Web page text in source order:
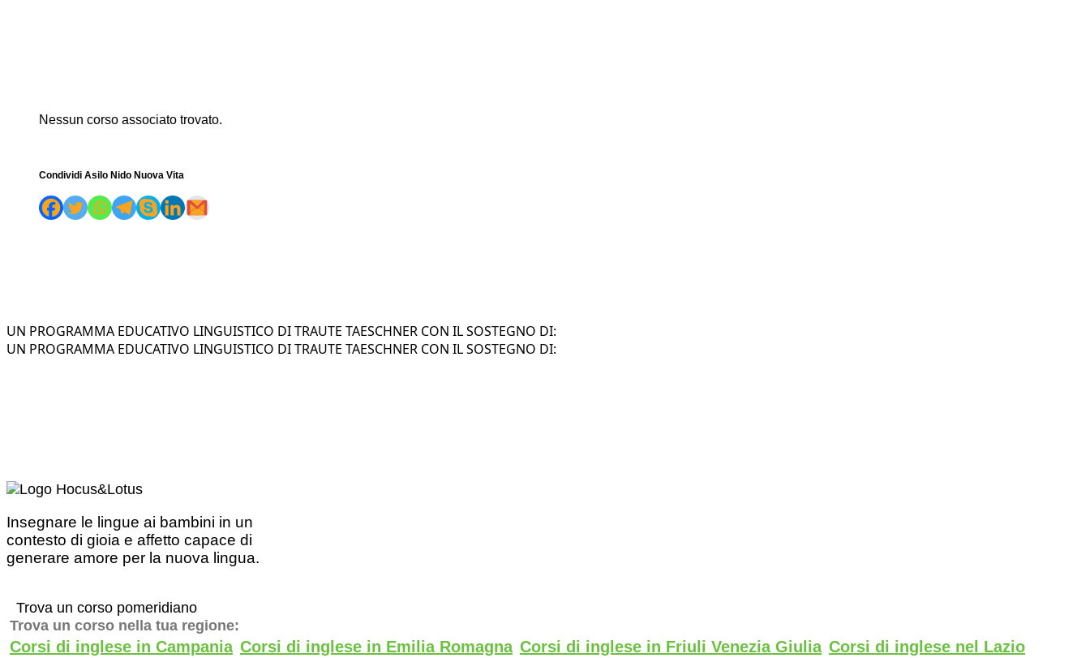
Nessun corso associato trovato.
Condividi Asilo Nido Nuova Vita
UN PROGRAMMA EDUCATIVO LINGUISTICO DI TRAUTE TAESCHNER CON IL SOSTEGNO DI:
UN PROGRAMMA EDUCATIVO LINGUISTICO DI TRAUTE TAESCHNER CON IL SOSTEGNO DI:
Insegnare le lingue ai bambini in un
contesto di gioia e affetto capace di
generare amore per la nuova lingua.
Trova un corso pomeridiano
Trova un corso nella tua regione:
Corsi di inglese in Campania Corsi di inglese in Emilia Romagna Corsi di inglese in Friuli Venezia Giulia Corsi di inglese nel Lazio